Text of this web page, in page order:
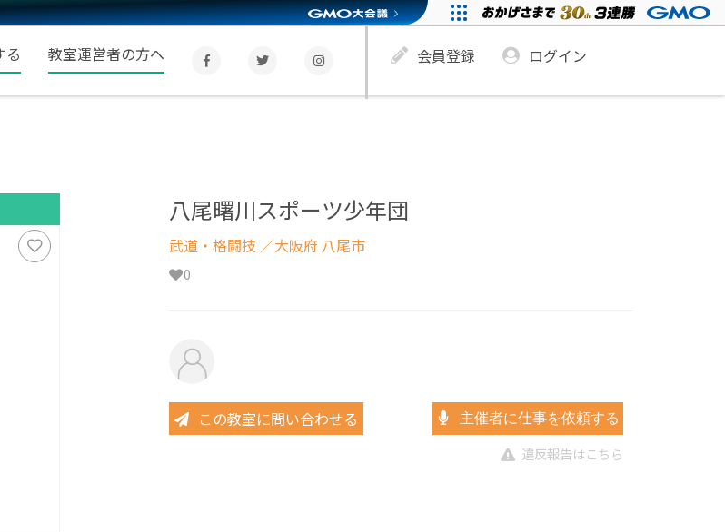
る 教室運営者の方へ 会員登録 ログイン
八尾曙川スポーツ少年団
武道・格闘技 ／大阪府 八尾市
0
この教室に問い合わせる 主催者に仕事を依頼する
違反報告はこちら